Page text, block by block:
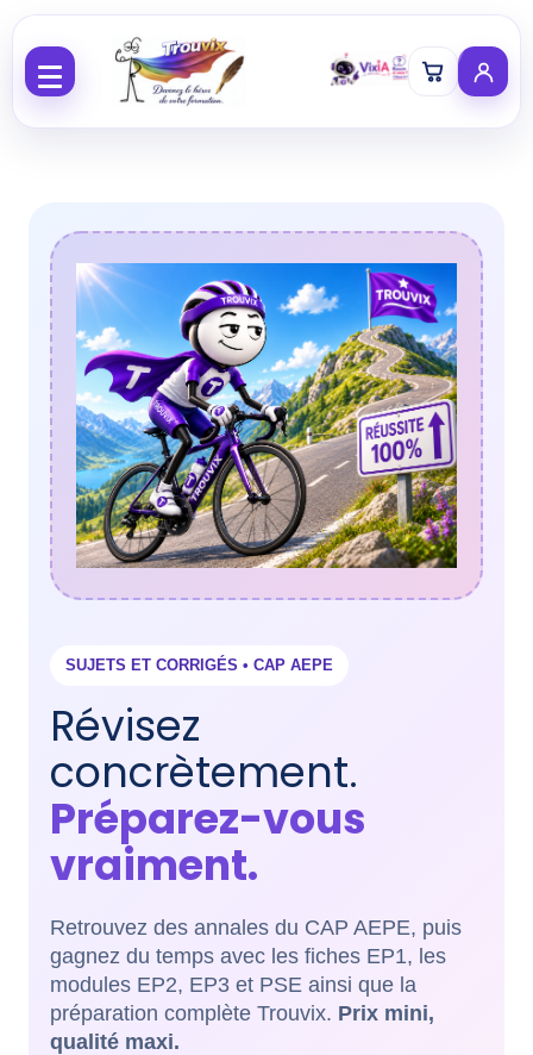
SUJETS ET CORRIGÉS • CAP AEPE
Révisez
concrètement.
Préparez-vous
vraiment.
Retrouvez des annales du CAP AEPE, puis
gagnez du temps avec les fiches EP1, les
modules EP2, EP3 et PSE ainsi que la
préparation complète Trouvix. Prix mini,
qualité maxi.